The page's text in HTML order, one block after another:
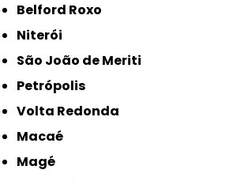
Belford Roxo
Niterói
São João de Meriti
Petrópolis
Volta Redonda
Macaé
Magé